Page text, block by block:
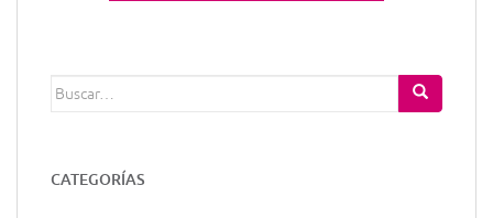
Buscar:
CATEGORÍAS